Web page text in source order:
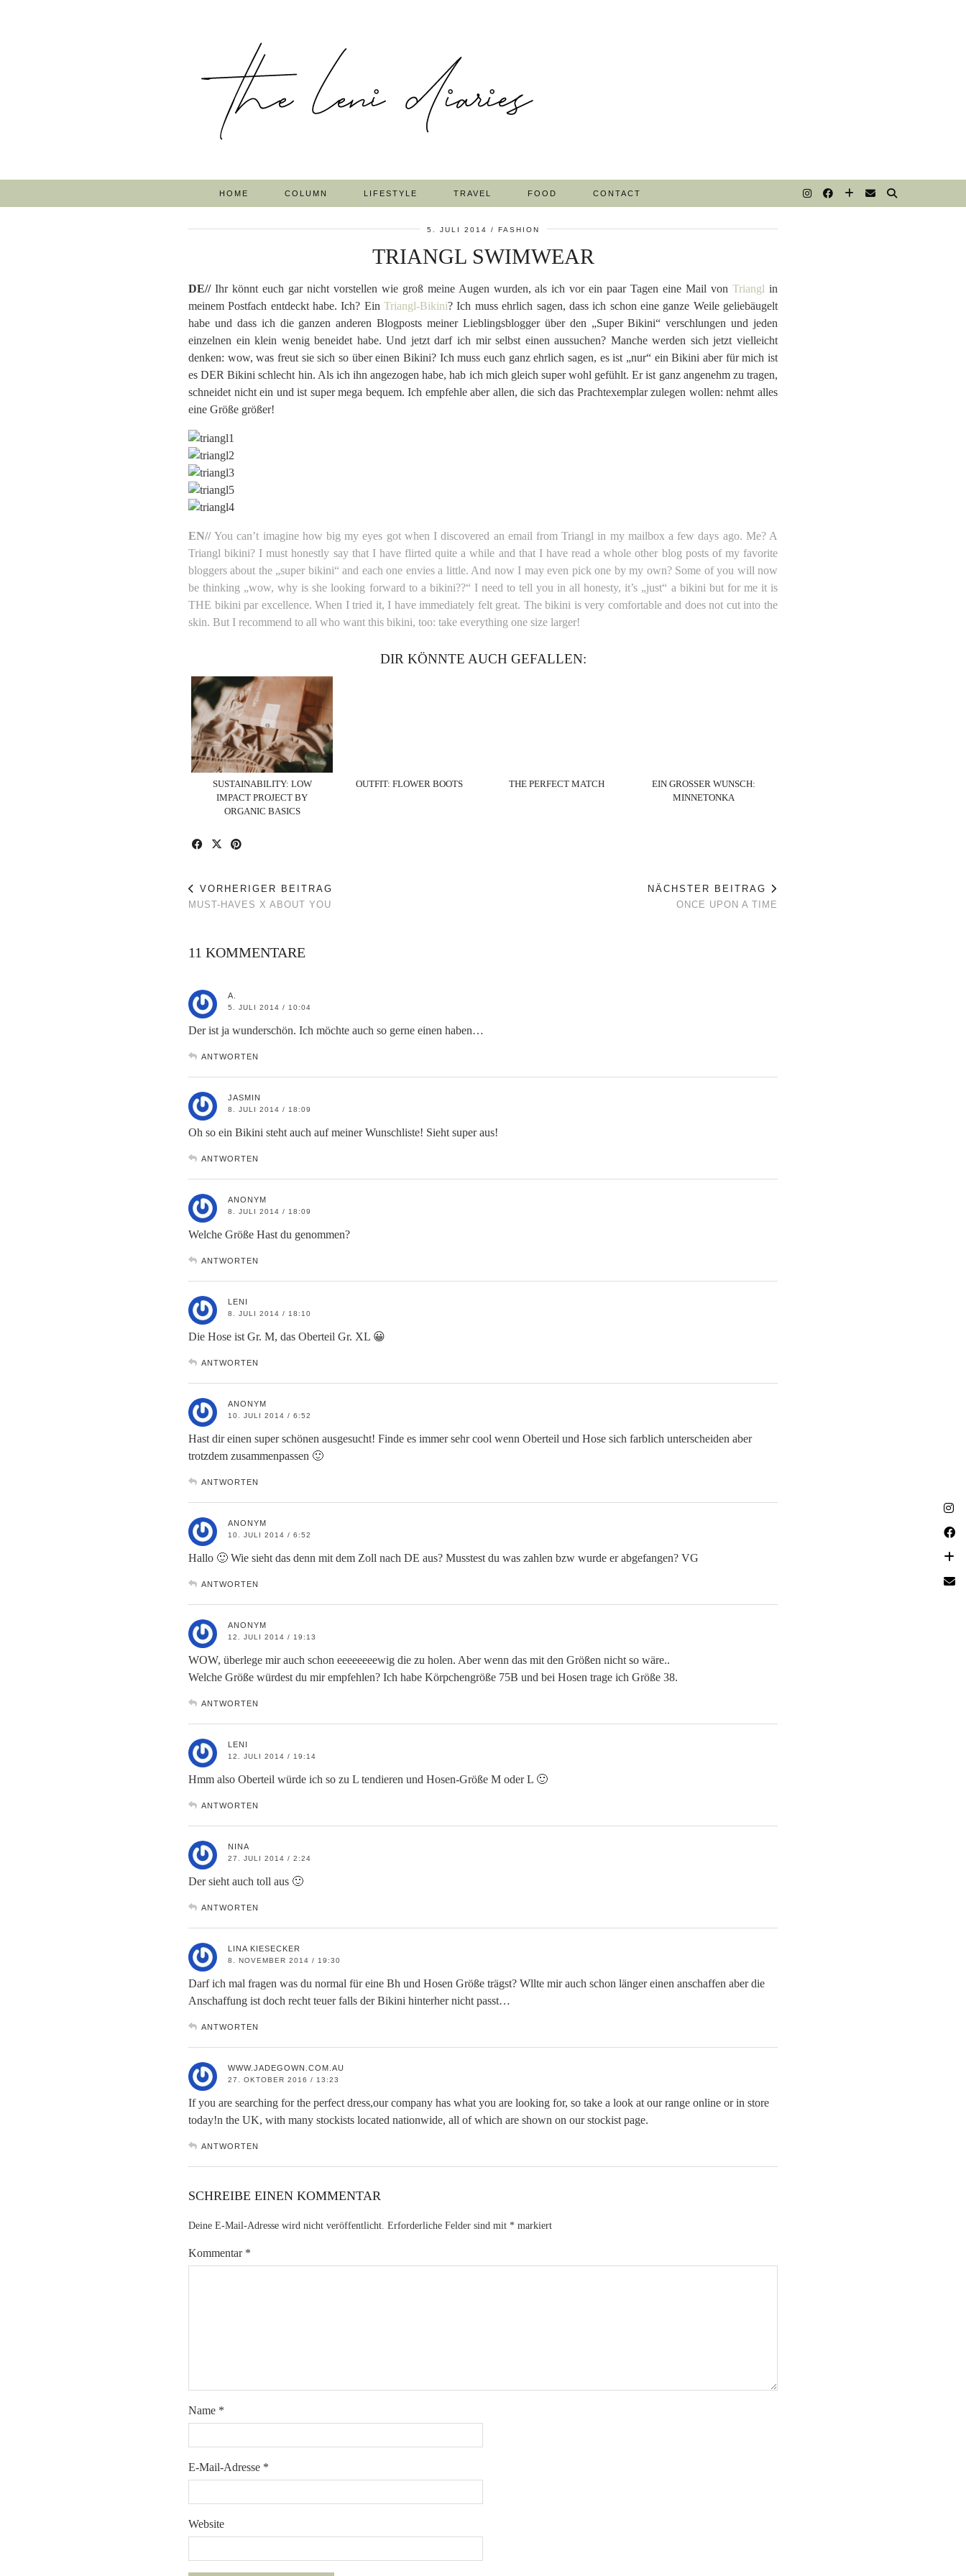
HOME COLUMN LIFESTYLE TRAVEL FOOD CONTACT
5. JULI 2014 FASHION
TRIANGL SWIMWEAR
DE// Ihr könnt euch gar nicht vorstellen wie groß meine Augen wurden, als ich vor ein paar Tagen eine Mail vonTriangl in
meinem Postfach entdeckt habe. Ich? EinTriangl-Bikini? Ich muss ehrlich sagen, dass ich schon eine ganze Weile geliebäugelt
habe und dass ich die ganzen anderen Blogposts meiner Lieblingsblogger über den „Super Bikini“ verschlungen und jeden
einzelnen ein klein wenig beneidet habe. Und jetzt darf ich mir selbst einen aussuchen? Manche werden sich jetzt vielleicht
denken: wow, was freut sie sich so über einen Bikini? Ich muss euch ganz ehrlich sagen, es ist „nur“ ein Bikini aber für mich ist
es DER Bikini schlecht hin. Als ich ihn angezogen habe, hab ich mich gleich super wohl gefühlt. Er ist ganz angenehm zu tragen,
schneidet nicht ein und ist super mega bequem. Ich empfehle aber allen, die sich das Prachtexemplar zulegen wollen: nehmt alles
eine Größe größer!
EN//You can’t imagine how big my eyes got when I discovered an email from Triangl in my mailbox a few days ago. Me? A
Triangl bikini? I must honestly say that I have flirted quite a while and that I have read a whole other blog posts of my favorite
bloggers about the „super bikini“ and each one envies a little. And now I may even pick one by my own? Some of you will now
be thinking „wow, why is she looking forward to a bikini??“ I need to tell you in all honesty, it’s „just“ a bikini but for me it is
THE bikini par excellence. When I tried it, I have immediately felt great. The bikini is very comfortable and does not cut into the
skin. But I recommend to all who want this bikini, too: take everything one size larger!
DIR KÖNNTE AUCH GEFALLEN:
SUSTAINABILITY: LOW
IMPACT PROJECT BY
ORGANIC BASICS
OUTFIT: FLOWER BOOTS THE PERFECT MATCH
EIN GROSSER WUNSCH: M
INNETONKA
VORHERIGER BEITRAG
MUST-HAVES X ABOUT YOU
NÄCHSTER BEITRAG
ONCE UPON A TIME
11 KOMMENTARE
A.
5. JULI 2014 / 10:04
Der ist ja wunderschön. Ich möchte auch so gerne einen haben…
ANTWORTEN
JASMIN
8. JULI 2014 / 18:09
Oh so ein Bikini steht auch auf meiner Wunschliste! Sieht super aus!
ANTWORTEN
ANONYM
8. JULI 2014 / 18:09
Welche Größe Hast du genommen?
ANTWORTEN
LENI
8. JULI 2014 / 18:10
Die Hose ist Gr. M, das Oberteil Gr. XL 😀
ANTWORTEN
ANONYM
10. JULI 2014 / 6:52
Hast dir einen super schönen ausgesucht! Finde es immer sehr cool wenn Oberteil und Hose sich farblich unterscheiden aber
trotzdem zusammenpassen 🙂
ANTWORTEN
ANONYM
10. JULI 2014 / 6:52
Hallo 🙂 Wie sieht das denn mit dem Zoll nach DE aus? Musstest du was zahlen bzw wurde er abgefangen? VG
ANTWORTEN
ANONYM
12. JULI 2014 / 19:13
WOW, überlege mir auch schon eeeeeeeewig die zu holen. Aber wenn das mit den Größen nicht so wäre..
Welche Größe würdest du mir empfehlen? Ich habe Körpchengröße 75B und bei Hosen trage ich Größe 38.
ANTWORTEN
LENI
12. JULI 2014 / 19:14
Hmm also Oberteil würde ich so zu L tendieren und Hosen-Größe M oder L 🙂
ANTWORTEN
NINA
27. JULI 2014 / 2:24
Der sieht auch toll aus 🙂
ANTWORTEN
LINA KIESECKER
8. NOVEMBER 2014 / 19:30
Darf ich mal fragen was du normal für eine Bh und Hosen Größe trägst? Wllte mir auch schon länger einen anschaffen aber die
Anschaffung ist doch recht teuer falls der Bikini hinterher nicht passt…
ANTWORTEN
WWW.JADEGOWN.COM.AU
27. OKTOBER 2016 / 13:23
If you are searching for the perfect dress,our company has what you are looking for, so take a look at our range online or in store
today!n the UK, with many stockists located nationwide, all of which are shown on our stockist page.
ANTWORTEN
SCHREIBE EINEN KOMMENTAR
Deine E-Mail-Adresse wird nicht veröffentlicht. Erforderliche Felder sind mit * markiert
Kommentar *
Name *
E-Mail-Adresse *
Website